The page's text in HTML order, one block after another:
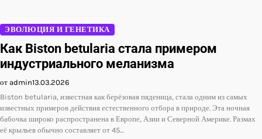
ЭВОЛЮЦИЯ И ГЕНЕТИКА
Как Biston betularia стала примером
индустриального меланизма
от admin13.03.2026
Biston betularia, известная как берёзовая пяденица, стала одним из самых
известных примеров действия естественного отбора в природе. Эта ночная
бабочка широко распространена в Европе, Азии и Северной Америке. Размах
её крыльев обычно составляет от 45…